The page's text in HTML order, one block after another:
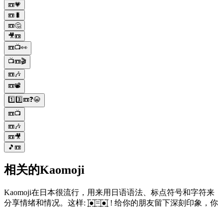
📼💗
📼🐛
📼🤔
🎥📼
📼📺👀
📺📼🎬
📼🎶
📼📽️
1️⃣3️⃣📼❓😭
📼📺
📼🎶
📼🎥
🎵📼
相关的Kaomoji
Kaomoji在日本很流行，用来用日语语法、标点符号和字符来
分享情绪和情况。这样: |̲̅̅●̲̅̅|̲̅̅=̲̅̅|̲̅̅●̲̅̅| ! 给你的朋友留下深刻印象，你